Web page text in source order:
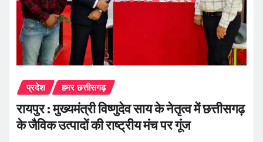
प्रदेश हमर छत्तीसगढ़
रायपुर : मुख्यमंत्री विष्णुदेव साय के नेतृत्व में छत्तीसगढ़
के जैविक उत्पादों की राष्ट्रीय मंच पर गूंज